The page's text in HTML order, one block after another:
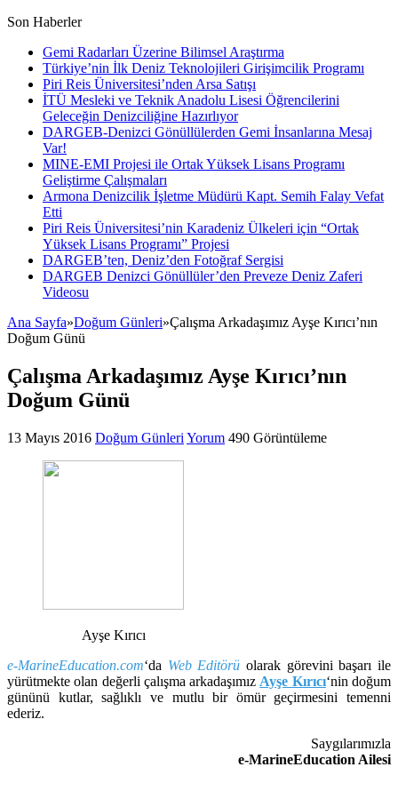
Son Haberler
Gemi Radarları Üzerine Bilimsel Araştırma
Türkiye’nin İlk Deniz Teknolojileri Girişimcilik Programı
Piri Reis Üniversitesi’nden Arsa Satışı
İTÜ Mesleki ve Teknik Anadolu Lisesi Öğrencilerini
Geleceğin Denizciliğine Hazırlıyor
DARGEB-Denizci Gönüllülerden Gemi İnsanlarına Mesaj
Var!
MINE-EMI Projesi ile Ortak Yüksek Lisans Programı
Geliştirme Çalışmaları
Armona Denizcilik İşletme Müdürü Kapt. Semih Falay Vefat
Etti
Piri Reis Üniversitesi’nin Karadeniz Ülkeleri için “Ortak
Yüksek Lisans Programı” Projesi
DARGEB’ten, Deniz’den Fotoğraf Sergisi
DARGEB Denizci Gönüllüler’den Preveze Deniz Zaferi
Videosu
Ana Sayfa»Doğum Günleri»Çalışma Arkadaşımız Ayşe Kırıcı’nın
Doğum Günü
Çalışma Arkadaşımız Ayşe Kırıcı’nın
Doğum Günü
13 Mayıs 2016 Doğum Günleri Yorum 490 Görüntüleme
Ayşe Kırıcı
e-MarineEducation.com‘da Web Editörü olarak görevini başarı ile
yürütmekte olan değerli çalışma arkadaşımız Ayşe Kırıcı‘nin doğum
gününü kutlar, sağlıklı ve mutlu bir ömür geçirmesini temenni
ederiz.
Saygılarımızla
e-MarineEducation Ailesi